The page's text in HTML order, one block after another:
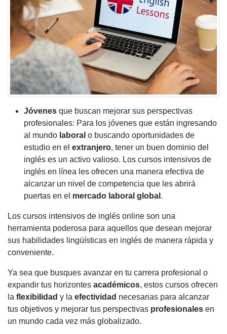
Jóvenes que buscan mejorar sus perspectivas
profesionales: Para los jóvenes que están ingresando
al mundo laboral o buscando oportunidades de
estudio en el extranjero, tener un buen dominio del
inglés es un activo valioso. Los cursos intensivos de
inglés en línea les ofrecen una manera efectiva de
alcanzar un nivel de competencia que les abrirá
puertas en el mercado laboral global .
Los cursos intensivos de inglés online son una
herramienta poderosa para aquellos que desean mejorar
sus habilidades lingüísticas en inglés de manera rápida y
conveniente.
Ya sea que busques avanzar en tu carrera profesional o
expandir tus horizontes académicos, estos cursos ofrecen
la flexibilidad y la efectividad necesarias para alcanzar
tus objetivos y mejorar tus perspectivas profesionales en
un mundo cada vez más globalizado.